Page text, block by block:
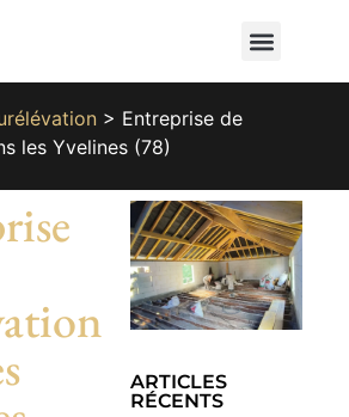
> Entreprise de
les Yvelines (78)
ARTICLES
RÉCENTS